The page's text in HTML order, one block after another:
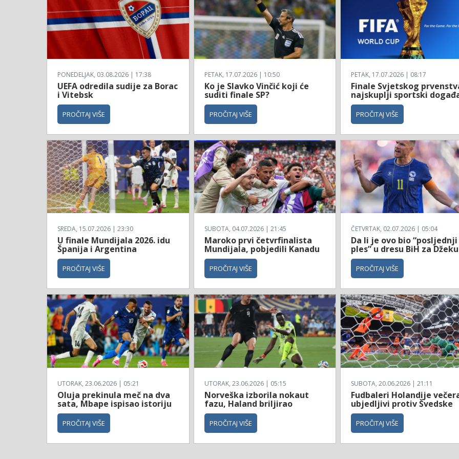
PONEDELJAK, 03.08.2026 | 17:38
UEFA odredila sudije za Borac
i Vitebsk
PROČITAJ VIŠE
PETAK, 17.07.2026 | 10:50
Ko je Slavko Vinčić koji će
suditi finale SP?
PROČITAJ VIŠE
PETAK, 17.07.2026 | 08:17
Finale Svjetskog
najskuplji sportski
PROČITAJ VIŠE
SREDA, 15.07.2026 | 23:30
U finale Mundijala 2026. idu
Španija i Argentina
PROČITAJ VIŠE
SUBOTA, 04.07.2026 | 21:45
Maroko prvi četvrfinalista
Mundijala, pobjedili Kanadu
PROČITAJ VIŠE
ČETVRTAK, 02.07.2026 | 05:04
Da li je ovo bio “posljednji
ples” u dresu BiH za Džeku
PROČITAJ VIŠE
UTORAK, 23.06.2026 | 05:21
Oluja prekinula meč na dva
sata, Mbape ispisao istoriju
PROČITAJ VIŠE
UTORAK, 23.06.2026 | 05:15
Norveška izborila nokaut
fazu, Haland briljirao
PROČITAJ VIŠE
SUBOTA, 20.06.2026 | 21:11
Fudbaleri Holandije
ubjedljivi protiv Švedske
PROČITAJ VIŠE